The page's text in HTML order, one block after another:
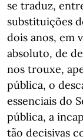
se traduz,
substituições
dois anos, em
absoluto, de
nos trouxe,
pública, o
essenciais do
pública, a
tão decisivas